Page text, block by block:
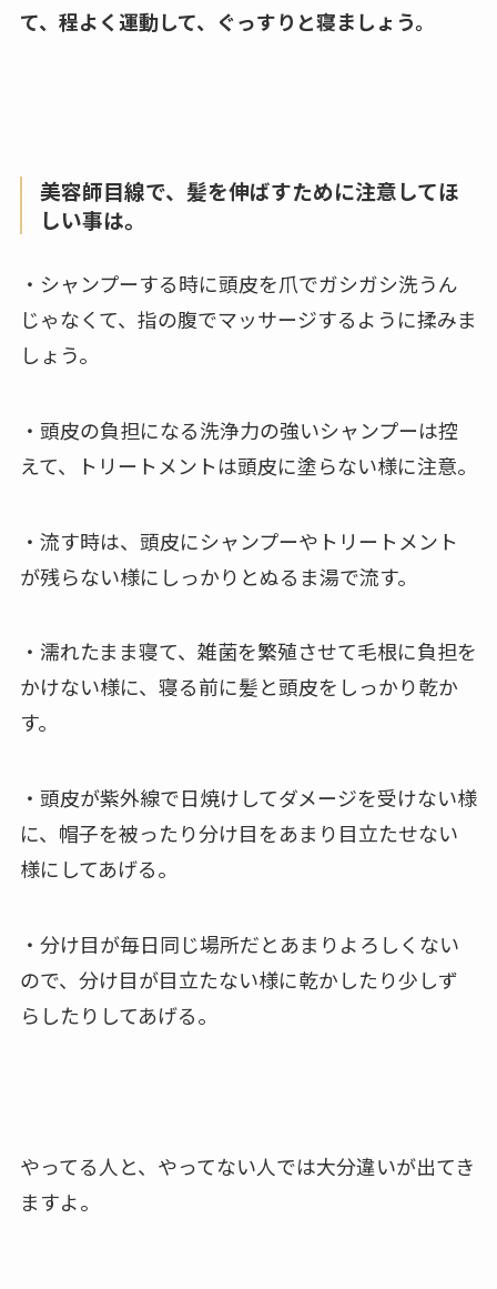
て、程よく運動して、ぐっすりと寝ましょう。
美容師目線で、髪を伸ばすために注意してほ
しい事は。
・シャンプーする時に頭皮を爪でガシガシ洗うん
じゃなくて、指の腹でマッサージするように揉みま
しょう。
・頭皮の負担になる洗浄力の強いシャンプーは控
えて、トリートメントは頭皮に塗らない様に注意。
・流す時は、頭皮にシャンプーやトリートメント
が残らない様にしっかりとぬるま湯で流す。
・濡れたまま寝て、雑菌を繁殖させて毛根に負担を
かけない様に、寝る前に髪と頭皮をしっかり乾か
す。
・頭皮が紫外線で日焼けしてダメージを受けない様
に、帽子を被ったり分け目をあまり目立たせない
様にしてあげる。
・分け目が毎日同じ場所だとあまりよろしくない
ので、分け目が目立たない様に乾かしたり少しず
らしたりしてあげる。
やってる人と、やってない人では大分違いが出てき
ますよ。